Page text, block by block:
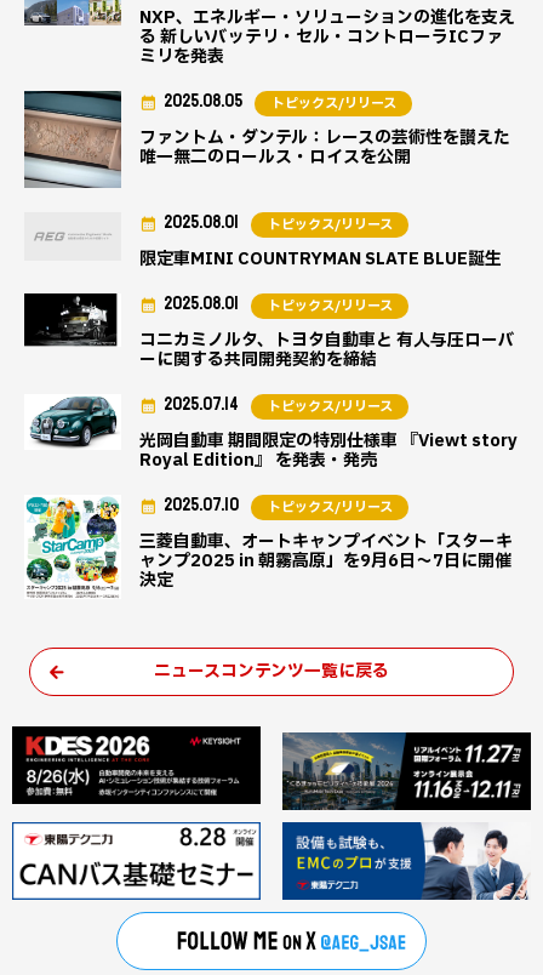
NXP、エネルギー・ソリューションの進化を支え
る 新しいバッテリ・セル・コントローラICファ
ミリを発表
ファントム・ダンテル：レースの芸術性を讃えた
唯一無二のロールス・ロイスを公開
2025.08.05 トピックス/リリース
限定車MINI COUNTRYMAN SLATE BLUE誕生
2025.08.01 トピックス/リリース
コニカミノルタ、トヨタ自動車と 有人与圧ローバ
ーに関する共同開発契約を締結
2025.08.01 トピックス/リリース
光岡自動車 期間限定の特別仕様車 『Viewt story
Royal Edition』 を発表・発売
2025.07.14 トピックス/リリース
三菱自動車、オートキャンプイベント「スターキ
ャンプ2025 in 朝霧高原」を9月6日～7日に開催
決定
2025.07.10 トピックス/リリース
ニュースコンテンツ一覧に戻る